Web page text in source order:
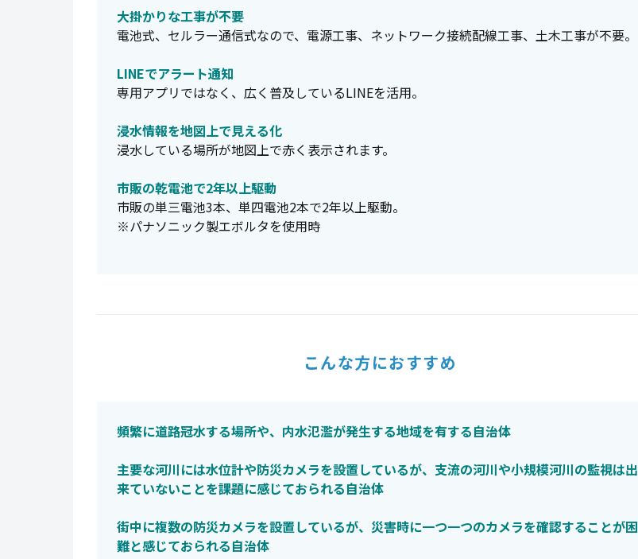
大掛かりな工事が不要
電池式、セルラー通信式なので、電源工事、ネットワーク接続配線工事、土木工事が不要。
LINEでアラート通知
専用アプリではなく、広く普及しているLINEを活用。
浸水情報を地図上で見える化
浸水している場所が地図上で赤く表示されます。
市販の乾電池で2年以上駆動
市販の単三電池3本、単四電池2本で2年以上駆動。
※パナソニック製エボルタを使用時
こんな方におすすめ
頻繁に道路冠水する場所や、内水氾濫が発生する地域を有する自治体
主要な河川には水位計や防災カメラを設置しているが、支流の河川や小規模河川の監視は出
来ていないことを課題に感じておられる自治体
街中に複数の防災カメラを設置しているが、災害時に一つ一つのカメラを確認することが困
難と感じておられる自治体